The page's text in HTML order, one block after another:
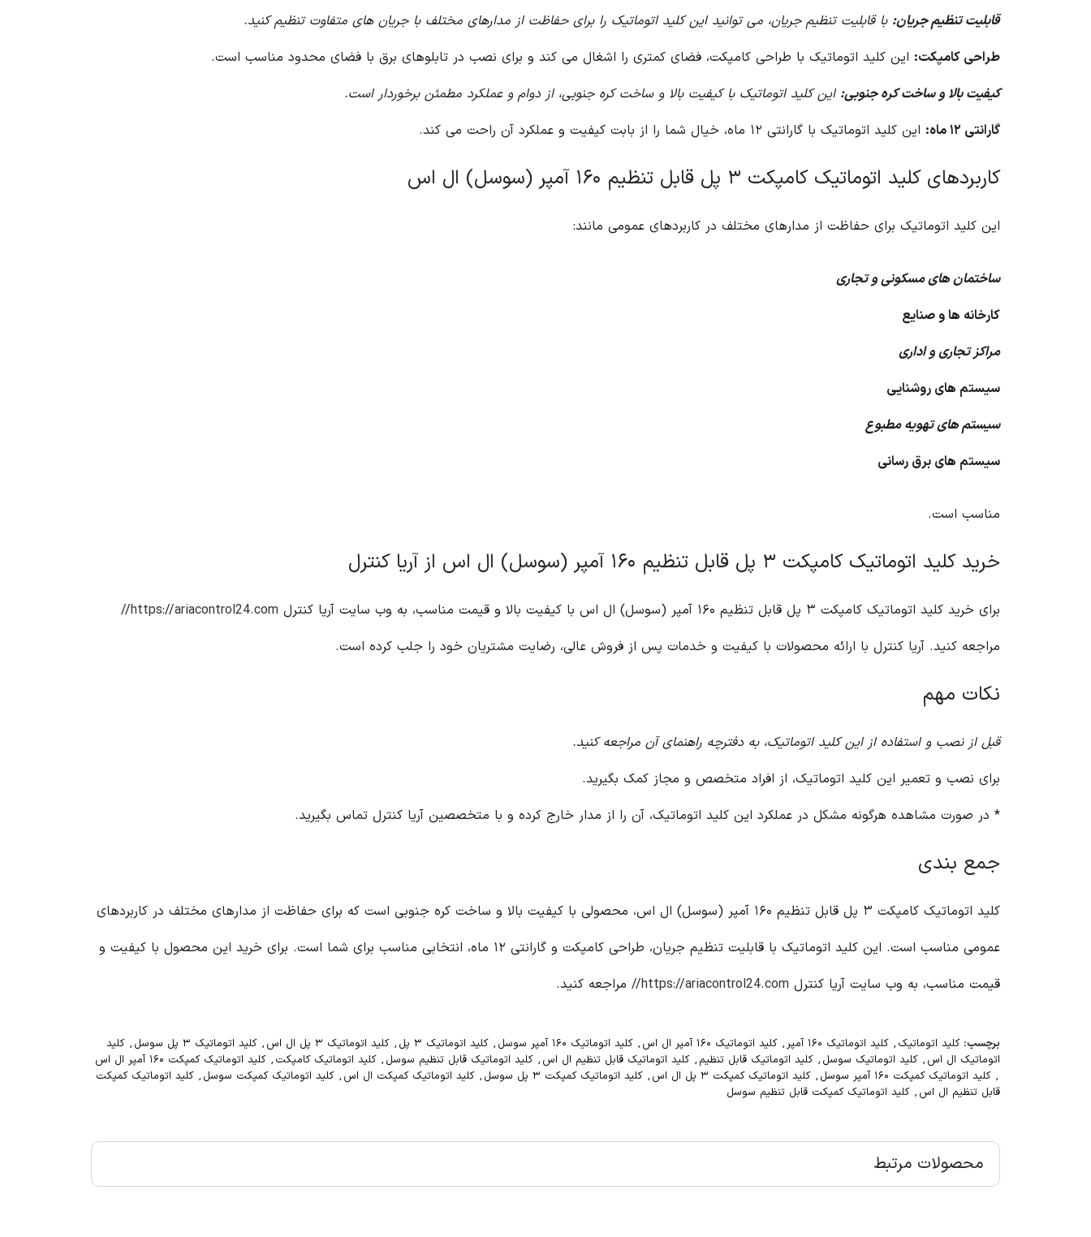
قابلیت تنظیم جریان: با قابلیت تنظیم جریان، می توانید این کلید اتوماتیک را برای حفاظت از مدارهای مختلف با جریان های متفاوت تنظیم کنید.
طراحی کامپکت: این کلید اتوماتیک با طراحی کامپکت، فضای کمتری را اشغال می کند و برای نصب در تابلوهای برق با فضای محدود مناسب است.
کیفیت بالا و ساخت کره جنوبی: این کلید اتوماتیک با کیفیت بالا و ساخت کره جنوبی، از دوام و عملکرد مطمئن برخوردار است.
گارانتی ۱۲ ماه:
این کلید اتوماتیک با گارانتی ۱۲ ماه، خیال شما را از بابت کیفیت و عملکرد آن راحت می کند.
کاربردهای کلید اتوماتیک کامپکت ۳ پل قابل تنظیم ۱۶۰ آمپر (سوسل) ال اس
این کلید اتوماتیک برای حفاظت از مدارهای مختلف در کاربردهای عمومی مانند:
ساختمان های مسکونی و تجاری
کارخانه ها و صنایع
مراکز تجاری و اداری
سیستم های روشنایی
سیستم های تهویه مطبوع
سیستم های برق رسانی
مناسب است.
خرید کلید اتوماتیک کامپکت ۳ پل قابل تنظیم ۱۶۰ آمپر (سوسل) ال اس از آریا کنترل
برای خرید کلید اتوماتیک کامپکت ۳ پل قابل تنظیم ۱۶۰ آمپر (سوسل) ال اس با کیفیت بالا و قیمت مناسب، به وب سایت آریا کنترل
https://ariacontrol24.com//
مراجعه کنید. آریا کنترل با ارائه محصولات با کیفیت و خدمات پس از فروش عالی، رضایت مشتریان خود را جلب کرده است.
نکات مهم
قبل از نصب و استفاده از این کلید اتوماتیک، به دفترچه راهنمای آن مراجعه کنید.
برای نصب و تعمیر این کلید اتوماتیک، از افراد متخصص و مجاز کمک بگیرید.
* در صورت مشاهده هرگونه مشکل در عملکرد این کلید اتوماتیک، آن را از مدار خارج کرده و با متخصصین آریا کنترل تماس بگیرید.
جمع بندی
کلید اتوماتیک کامپکت ۳ پل قابل تنظیم ۱۶۰ آمپر (سوسل) ال اس، محصولی با کیفیت بالا و ساخت کره جنوبی است که برای حفاظت از مدارهای مختلف در کاربردهای
عمومی مناسب است. این کلید اتوماتیک با قابلیت تنظیم جریان، طراحی کامپکت و گارانتی ۱۲ ماه، انتخابی مناسب برای شما است. برای خرید این محصول با کیفیت و
قیمت مناسب، به وب سایت آریا کنترل https://ariacontrol24.com// مراجعه کنید.
برچسب: کلید اتوماتیک , کلید اتوماتیک ۱۶۰ آمپر , کلید اتوماتیک ۱۶۰ آمپر ال اس , کلید اتوماتیک ۱۶۰ آمپر سوسل , کلید اتوماتیک ۳ پل , کلید اتوماتیک ۳ پل ال اس , کلید اتوماتیک ۳ پل سوسل , کلید
اتوماتیک ال اس , کلید اتوماتیک سوسل , کلید اتوماتیک قابل تنظیم , کلید اتوماتیک قابل تنظیم ال اس , کلید اتوماتیک قابل تنظیم سوسل , کلید اتوماتیک کامپکت , کلید اتوماتیک کمپکت ۱۶۰ آمپر ال اس
, کلید اتوماتیک کمپکت ۱۶۰ آمپر سوسل , کلید اتوماتیک کمپکت ۳ پل ال اس , کلید اتوماتیک کمپکت ۳ پل سوسل , کلید اتوماتیک کمپکت ال اس , کلید اتوماتیک کمپکت سوسل , کلید اتوماتیک کمپکت
قابل تنظیم ال اس , کلید اتوماتیک کمپکت قابل تنظیم سوسل
محصولات مرتبط